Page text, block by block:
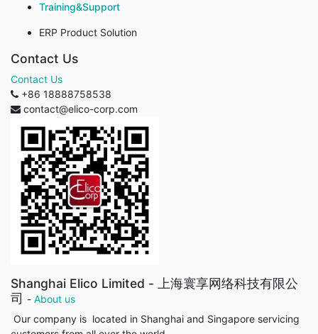
Training&Support
ERP Product Solution
Contact Us
Contact Us
+86 18888758538
contact@elico-corp.com
Shanghai Elico Limited - 上海寰享网络科技有限公
司 - About us
Our company is located in Shanghai and Singapore servicing